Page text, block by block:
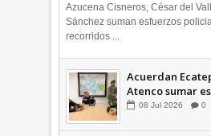
Azucena Cisneros, César del
Sánchez suman esfuerzos
recorridos ...
Acuerdan
Atenco sumar
seguridad
08 Jul 2026 0